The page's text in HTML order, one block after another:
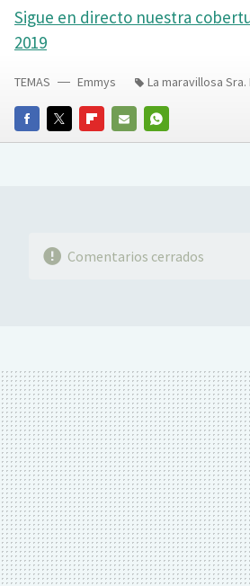
Sigue en directo nuestra
2019
FACEBOOKTWITTERFLIPBOARD
E-
WHATSAPP
TEMAS Emmys La maravillosa Sra.
Comentarios cerrados